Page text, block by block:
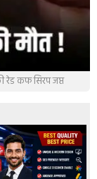
रेड कफ सिरप जप्त